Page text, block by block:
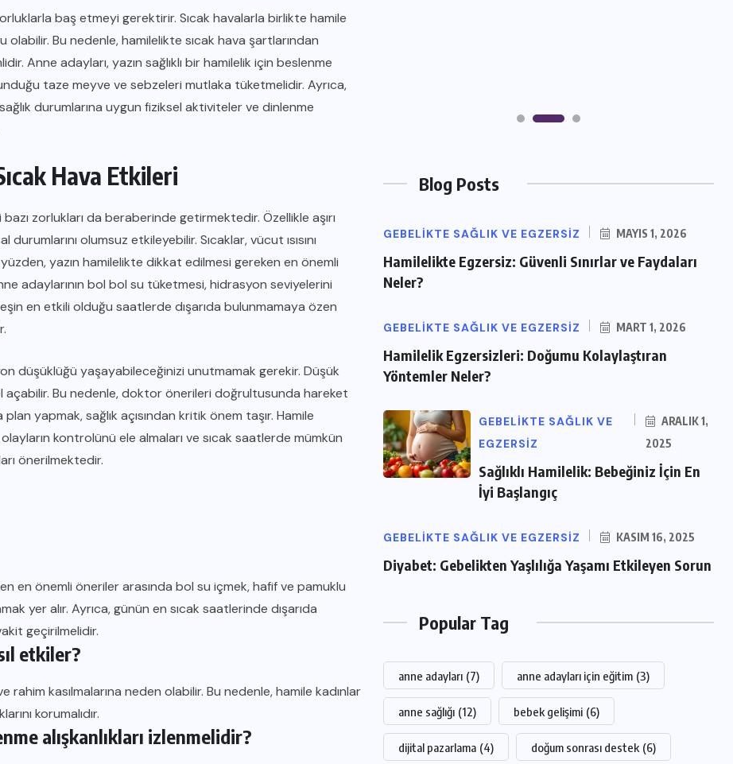
baş etmeyi gerektirir. Sıcak havalarla birlikte hamile
olabilir. Bu nedenle, hamilelikte sıcak hava şartlarından
Anne adayları, yazın sağlıklı bir hamilelik için beslenme
taze meyve ve sebzeleri mutlaka tüketmelidir. Ayrıca,
durumlarına uygun fiziksel aktiviteler ve dinlenme
Hava Etkileri
zorlukları da beraberinde getirmektedir. Özellikle aşırı
olumsuz etkileyebilir. Sıcaklar, vücut ısısını
yazın hamilelikte dikkat edilmesi gereken en önemli
adaylarının bol bol su tüketmesi, hidrasyon seviyelerini
en etkili olduğu saatlerde dışarıda bulunmamaya özen
düşüklüğü yaşayabileceğinizi unutmamak gerekir. Düşük
açabilir. Bu nedenle, doktor önerileri doğrultusunda hareket
yapmak, sağlık açısından kritik önem taşır. Hamile
olayların kontrolünü ele almaları ve sıcak saatlerde mümkün
önerilmektedir.
en önemli öneriler arasında bol su içmek, hafif ve pamuklu
yer alır. Ayrıca, günün en sıcak saatlerinde dışarıda
geçirilmelidir.
etkiler?
kasılmalarına neden olabilir. Bu nedenle, hamile kadınlar
korumalıdır.
alışkanlıkları izlenmelidir?
Blog Posts
GEBELIKTE SAĞLIK VE EGZERSIZ MAYIS 1, 2026
Hamilelikte Egzersiz: Güvenli Sınırlar ve Faydaları
Neler?
GEBELIKTE SAĞLIK VE EGZERSIZ MART 1, 2026
Hamilelik Egzersizleri: Doğumu Kolaylaştıran
Yöntemler Neler?
GEBELIKTE SAĞLIK VE
EGZERSIZ
ARALIK 1,
2025
Sağlıklı Hamilelik: Bebeğiniz İçin En
İyi Başlangıç
GEBELIKTE SAĞLIK VE EGZERSIZ KASIM 16, 2025
Diyabet: Gebelikten Yaşlılığa Yaşamı Etkileyen Sorun
Popular Tag
anne adayları (7) anne adayları için eğitim (3)
anne sağlığı (12) bebek gelişimi (6)
dijital pazarlama (4) doğum sonrası destek (6)